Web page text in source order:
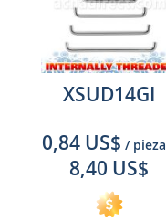
XSUD14GI
0,84 US$ / pieza
8,40 US$